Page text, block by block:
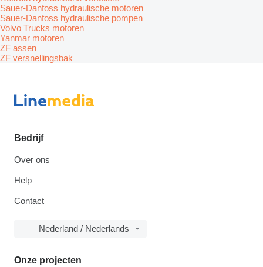
Sauer-Danfoss hydraulische motoren
Sauer-Danfoss hydraulische pompen
Volvo Trucks motoren
Yanmar motoren
ZF assen
ZF versnellingsbak
Bedrijf
Over ons
Help
Contact
Nederland / Nederlands
Onze projecten